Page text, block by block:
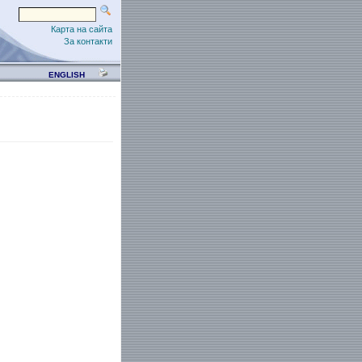
Карта на сайта
За контакти
ENGLISH